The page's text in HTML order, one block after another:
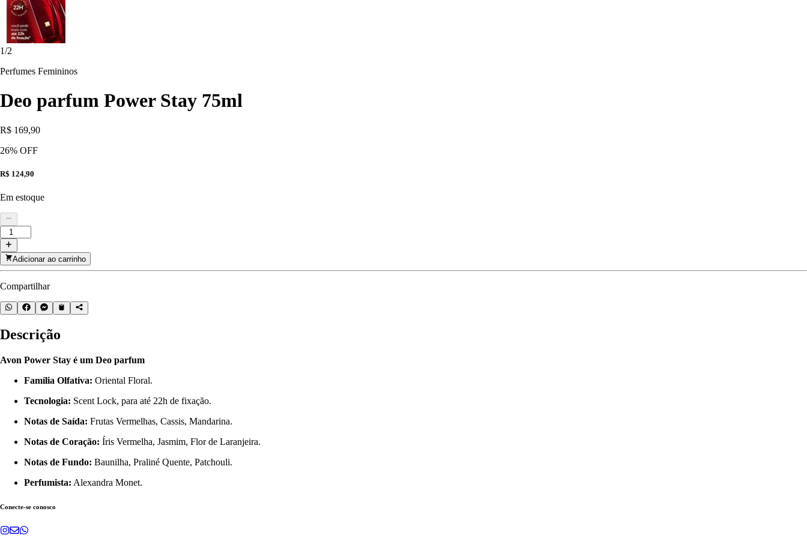
1/2
Perfumes Femininos
Deo parfum Power Stay 75ml
R$ 169,90
26% OFF
R$ 124,90
Em estoque
Adicionar ao carrinho
Compartilhar
Descrição
Avon Power Stay é um Deo parfum
Família Olfativa: Oriental Floral.
Tecnologia: Scent Lock, para até 22h de fixação.
Notas de Saída: Frutas Vermelhas, Cassis, Mandarina.
Notas de Coração: Íris Vermelha, Jasmim, Flor de Laranjeira.
Notas de Fundo: Baunilha, Praliné Quente, Patchouli.
Perfumista: Alexandra Monet.
Conecte-se conosco